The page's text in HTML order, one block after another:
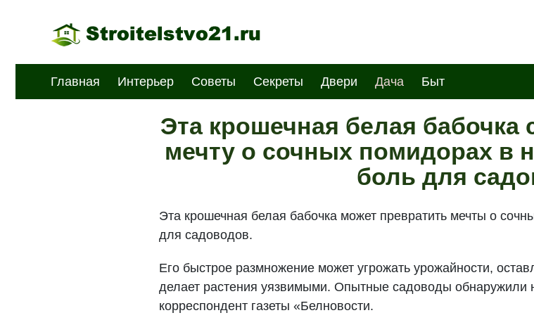
Главная Интерьер Советы Секреты Двери Дача Быт
Эта крошечная белая бабочка
мечту о сочных помидорах в
боль для
Эта крошечная белая бабочка может превратить мечты о
для садоводов.
Его быстрое размножение может угрожать урожайности,
делает растения уязвимыми. Опытные садоводы обнаружили
корреспондент газеты «Белновости.